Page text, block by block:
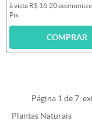
à vista R$ 16,20economize
Pix
COMPRAR
Página 1 de 7,
Plantas Naturais